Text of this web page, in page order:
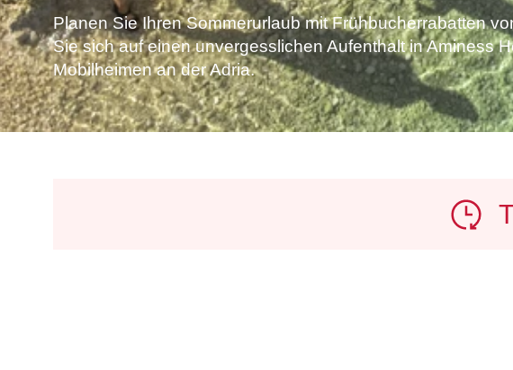
Planen Sie Ihren Sommerurlaub mit Frühbucherrabatten
Sie sich auf einen unvergesslichen Aufenthalt in Aminess
Mobilheimen an der Adria.